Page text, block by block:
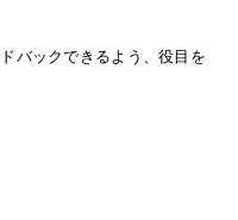
バックできるよう、役目を